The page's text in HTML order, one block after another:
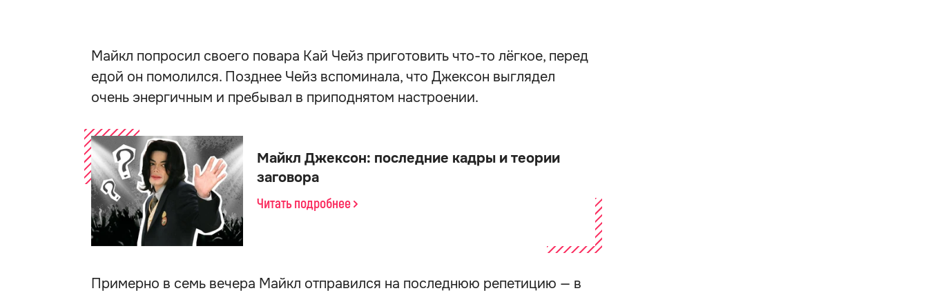
Майкл попросил своего повара Кай Чейз приготовить что-то лёгкое, перед
едой он помолился. Позднее Чейз вспоминала, что Джексон выглядел
очень энергичным и пребывал в приподнятом настроении.
Майкл Джексон: последние кадры и теории
заговора
Читать подробнее
Примерно в семь вечера Майкл отправился на последнюю репетицию — в